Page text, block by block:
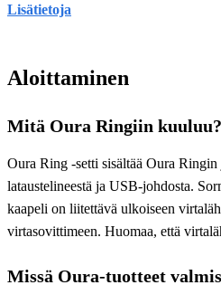
Lisätietoja
Aloittaminen
Mitä Oura Ringiin kuuluu?
Oura Ring -setti sisältää Oura
lataustelineestä ja USB-johdosta.
kaapeli on liitettävä ulkoiseen
virtasovittimeen. Huomaa, että
Missä Oura-tuotteet